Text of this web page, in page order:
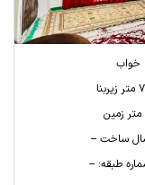
متر زمین
ساخت --
طبقه: --